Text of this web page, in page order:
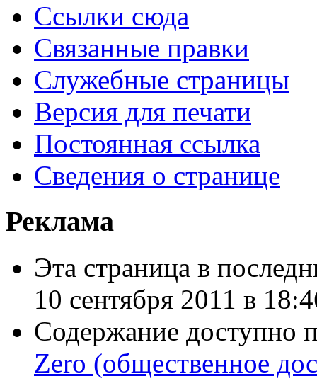
Ссылки сюда
Связанные правки
Служебные страницы
Версия для печати
Постоянная ссылка
Сведения о странице
Реклама
Эта страница в
10 сентября 2011 в
Содержание доступно
Zero (общественное